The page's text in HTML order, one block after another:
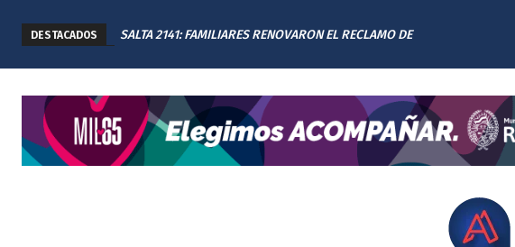
DESTACADOS
SALTA 2141: FAMILIARES RENOVARON EL RECLAMO DE